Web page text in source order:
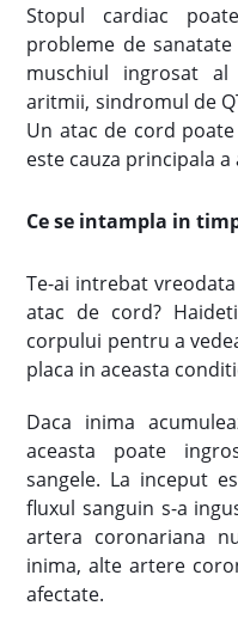
Stopul cardiac
probleme de
muschiul ingrosat al
aritmii, sindromul de
Un atac de cord
este cauza principala a
Ce se intampla in
Te-ai intrebat
atac de cord?
corpului pentru a
placa in aceasta
Daca inima
aceasta poate
sangele. La inceput
fluxul sanguin s-a
artera coronariana
inima, alte artere
afectate.